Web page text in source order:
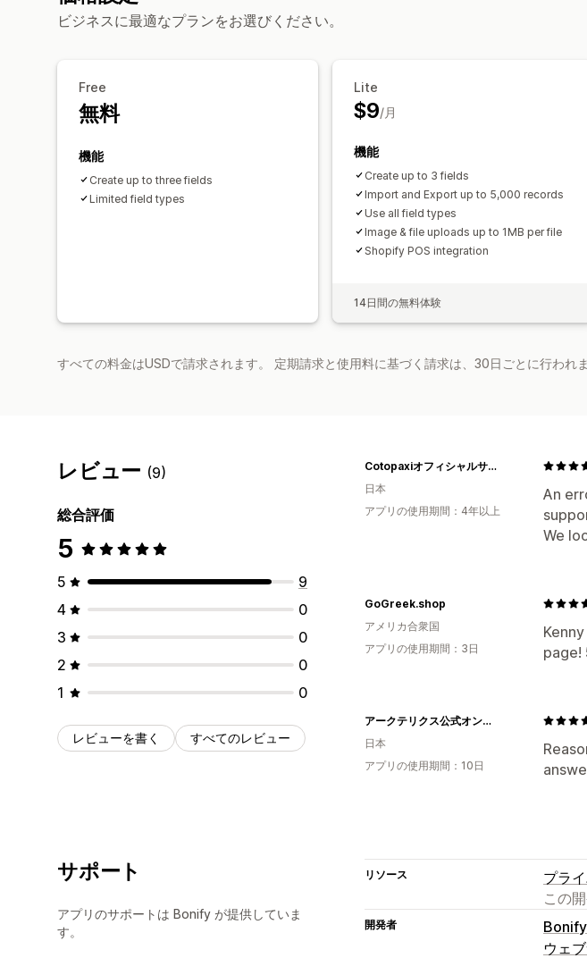
ビジネスに最適なプランをお選びください。
Free
無料
機能
Create up to three fields
Limited field types
Lite
$9/月
機能
Create up to 3 fields
Import and Export up to 5,000 records
Use all field types
Image & file uploads up to 1MB per file
Shopify POS integration
14日間の無料体験
すべての料金はUSDで請求されます。 定期請求と使用料に基づく請求は、30日ごとに行われま
レビュー (9)
総合評価
5
5
9
4
0
3
0
2
0
1
0
レビューを書く すべてのレビュー
An
We
Cotopaxiオフィシャルサイト
日本
アプリの使用期間：4年以上
page!
GoGreek.shop
アメリカ合衆国
アプリの使用期間：3日
アークテリクス公式オンラインストア
日本
アプリの使用期間：10日
サポート
アプリのサポートは Bonify が提供していま
す。
リソース
プラ
この
開発者
Bonify
ウェ